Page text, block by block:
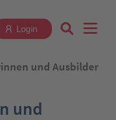
Login
und Ausbilder
und